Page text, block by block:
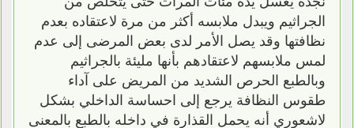
الجراثيم ويبدل ملابسه أكثر من مرة لاعتقاده بعدم
نظافتها وقد يصل الأمر لدى بعض المرضى إلى عدم
لمس ملابسهم لاعتقادهم بأنها مليئة بالجراثيم
وبالطبع الحرص الشديد من المريض على آداء
طقوس النظافة يرجع إلى احساسة الداخلي بشكل
لاشعوري أنه يحمل القذارة في داخله بالطبع بالمعنى